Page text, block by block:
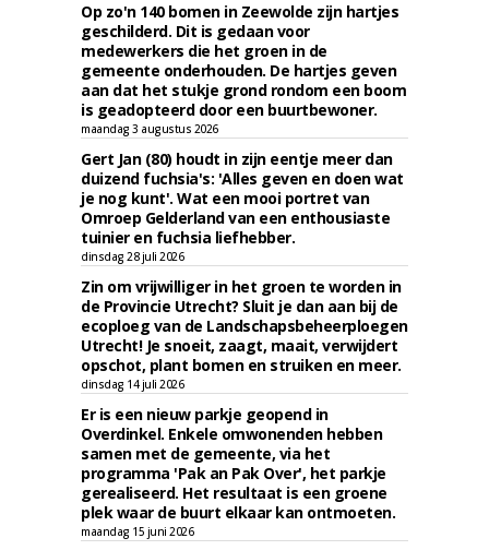
Op zo'n 140 bomen in Zeewolde zijn hartjes
geschilderd. Dit is gedaan voor
medewerkers die het groen in de
gemeente onderhouden. De hartjes geven
aan dat het stukje grond rondom een boom
is geadopteerd door een buurtbewoner.
maandag 3 augustus 2026
Gert Jan (80) houdt in zijn eentje meer dan
duizend fuchsia's: 'Alles geven en doen wat
je nog kunt'. Wat een mooi portret van
Omroep Gelderland van een enthousiaste
tuinier en fuchsia liefhebber.
dinsdag 28 juli 2026
Zin om vrijwilliger in het groen te worden in
de Provincie Utrecht? Sluit je dan aan bij de
ecoploeg van de Landschapsbeheerploegen
Utrecht! Je snoeit, zaagt, maait, verwijdert
opschot, plant bomen en struiken en meer.
dinsdag 14 juli 2026
Er is een nieuw parkje geopend in
Overdinkel. Enkele omwonenden hebben
samen met de gemeente, via het
programma 'Pak an Pak Over', het parkje
gerealiseerd. Het resultaat is een groene
plek waar de buurt elkaar kan ontmoeten.
maandag 15 juni 2026